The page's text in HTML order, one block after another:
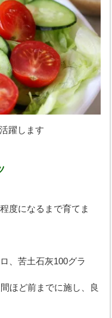
躍します
度になるまで育てま
、苦土石灰100グラ
ほど前までに施し、良